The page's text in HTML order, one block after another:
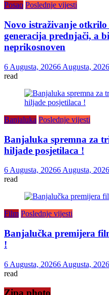
Posao Poslednje vijesti
Novo istraživanje otkrilo
generacija prednjači, a
neprikosnoven
6 Augusta, 20266 Augusta, 2026
read
Banjaluka Poslednje vijesti
Banjaluka spremna za
hiljade posjetilaca !
6 Augusta, 20266 Augusta, 2026
read
Film Poslednje vijesti
Banjalučka premijera
!
6 Augusta, 20266 Augusta, 2026
read